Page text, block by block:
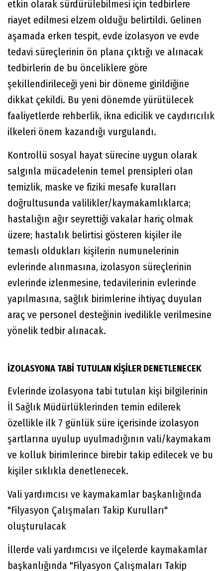
etkin olarak sürdürülebilmesi için tedbirlere
riayet edilmesi elzem olduğu belirtildi. Gelinen
aşamada erken tespit, evde izolasyon ve evde
tedavi süreçlerinin ön plana çıktığı ve alınacak
tedbirlerin de bu önceliklere göre
şekillendirileceği yeni bir döneme girildiğine
dikkat çekildi. Bu yeni dönemde yürütülecek
faaliyetlerde rehberlik, ikna edicilik ve caydırıcılık
ilkeleri önem kazandığı vurgulandı.
Kontrollü sosyal hayat sürecine uygun olarak
salgınla mücadelenin temel prensipleri olan
temizlik, maske ve fiziki mesafe kuralları
doğrultusunda valilikler/kaymakamlıklarca;
hastalığın ağır seyrettiği vakalar hariç olmak
üzere; hastalık belirtisi gösteren kişiler ile
temaslı oldukları kişilerin numunelerinin
evlerinde alınmasına, izolasyon süreçlerinin
evlerinde izlenmesine, tedavilerinin evlerinde
yapılmasına, sağlık birimlerine ihtiyaç duyulan
araç ve personel desteğinin ivedilikle verilmesine
yönelik tedbir alınacak.
İZOLASYONA TABİ TUTULAN KİŞİLER DENETLENECEK
Evlerinde izolasyona tabi tutulan kişi bilgilerinin
İl Sağlık Müdürlüklerinden temin edilerek
özellikle ilk 7 günlük süre içerisinde izolasyon
şartlarına uyulup uyulmadığının vali/kaymakam
ve kolluk birimlerince birebir takip edilecek ve bu
kişiler sıklıkla denetlenecek.
Vali yardımcısı ve kaymakamlar başkanlığında
"Filyasyon Çalışmaları Takip Kurulları"
oluşturulacak
İllerde vali yardımcısı ve ilçelerde kaymakamlar
başkanlığında "Filyasyon Çalışmaları Takip